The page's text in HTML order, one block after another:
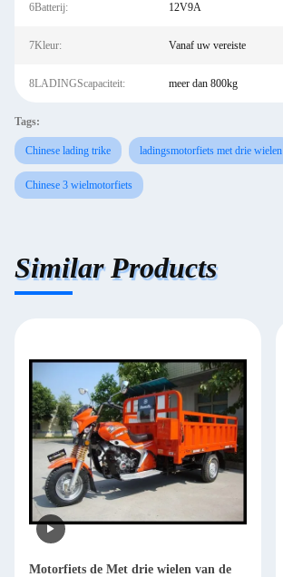
6Batterij: 12V9A
7Kleur: Vanaf uw vereiste
8LADINGScapaciteit: meer dan 800kg
Tags:
Chinese lading trike ladingsmotorfiets met drie wielen
Chinese 3 wielmotorfiets
Similar Products
Motorfiets de Met drie wielen van de